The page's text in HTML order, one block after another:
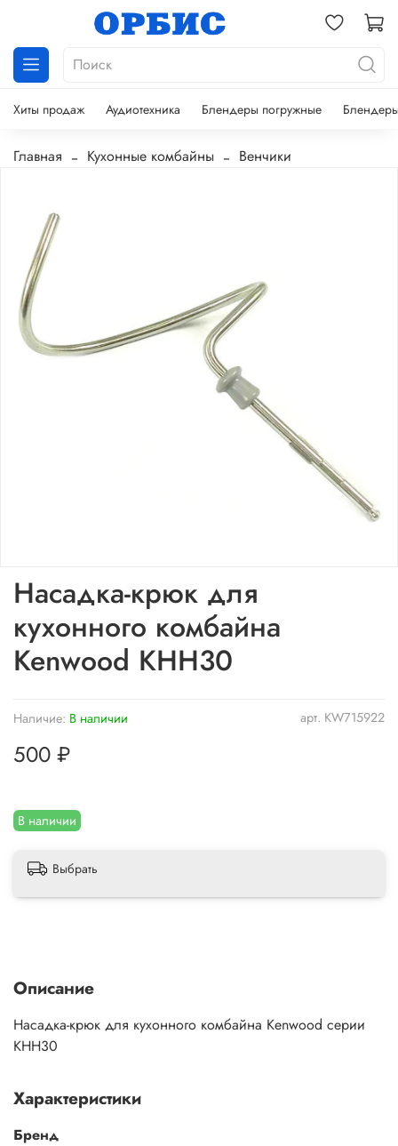
Хиты продаж Аудиотехника Блендеры погружные
Главная Кухонные комбайны Венчики
арт. KW715922
Наличие: В наличии
В наличии
Насадка-крюк для
кухонного комбайна
Kenwood KHH30
500 ₽
Выбрать
Описание
Насадка-крюк для кухонного комбайна Kenwood серии
KHH30
Характеристики
Бренд